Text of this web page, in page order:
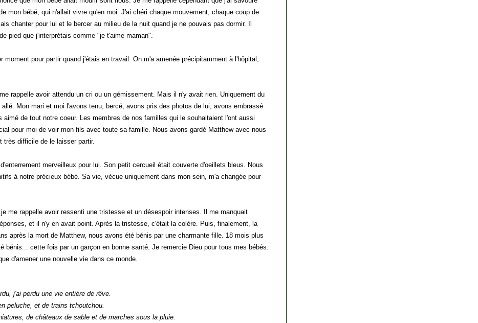
mon bébé, qui n'allait vivre qu'en moi. J'ai chéri chaque mouvement, chaque coup de
chanter pour lui et le bercer au milieu de la nuit quand je ne pouvais pas dormir. Il
pied que j'interprétais comme "je t'aime maman".
moment pour partir quand j'étais en travail. On m'a amenée précipitamment à l'hôpital,
rappelle avoir attendu un cri ou un gémissement. Mais il n'y avait rien. Uniquement du
Mon mari et moi l'avons tenu, bercé, avons pris des photos de lui, avons embrassé
aimé de tout notre coeur. Les membres de nos familles qui le souhaitaient l'ont aussi
pour moi de voir mon fils avec toute sa famille. Nous avons gardé Matthew avec nous
très difficile de le laisser partir.
merveilleux pour lui. Son petit cercueil était couverte d'oeillets bleus. Nous
à notre précieux bébé. Sa vie, vécue uniquement dans mon sein, m'a changée pour
me rappelle avoir ressenti une tristesse et un désespoir intenses. Il me manquait
et il n'y en avait point. Après la tristesse, c'était la colère. Puis, finalement, la
après la mort de Matthew, nous avons été bénis par une charmante fille. 18 mois plus
bénis... cette fois par un garçon en bonne santé. Je remercie Dieu pour tous mes bébés.
d'amener une nouvelle vie dans ce monde.
j'ai perdu une vie entière de rêve.
peluche, et de trains tchoutchou.
de châteaux de sable et de marches sous la pluie.